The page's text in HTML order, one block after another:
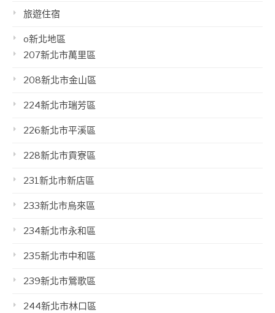
旅遊住宿
o新北地區
207新北市萬里區
208新北市金山區
224新北市瑞芳區
226新北市平溪區
228新北市貢寮區
231新北市新店區
233新北市烏來區
234新北市永和區
235新北市中和區
239新北市鶯歌區
244新北市林口區